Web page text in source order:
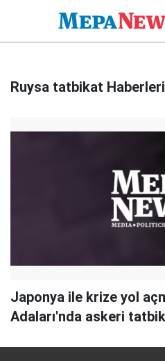
Ruysa tatbikat Haberleri
Japonya ile krize yol
Adaları'nda askeri